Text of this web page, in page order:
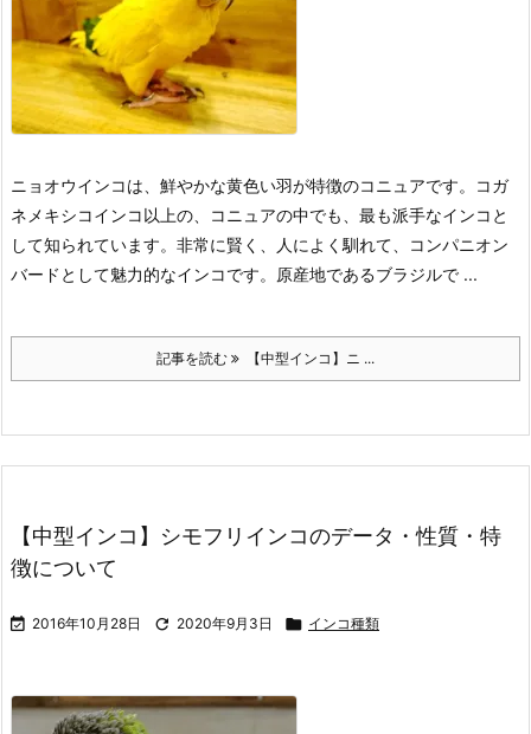
ニョオウインコは、鮮やかな黄色い羽が特徴のコニュアです。コガ
ネメキシコインコ以上の、コニュアの中でも、最も派手なインコと
して知られています。非常に賢く、人によく馴れて、コンパニオン
バードとして魅力的なインコです。原産地であるブラジルで ...
記事を読む 【中型インコ】ニ ...
【中型インコ】シモフリインコのデータ・性質・特
徴について
 2016年10月28日  2020年9月3日  インコ種類